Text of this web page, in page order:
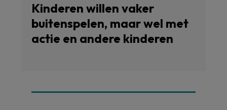
Kinderen willen vaker
buitenspelen, maar wel met
actie en andere kinderen